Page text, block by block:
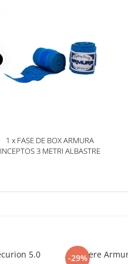
1 x FASE DE BOX ARMURA
INCEPTOS 3 METRI ALBASTRE
-29%
Tibiere